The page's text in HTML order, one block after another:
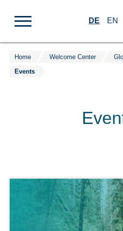
Inhalt
DE EN
Home Welcome Center
Events